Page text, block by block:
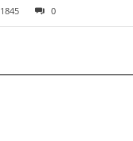
1845 0